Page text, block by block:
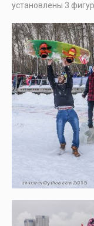
установлены 3